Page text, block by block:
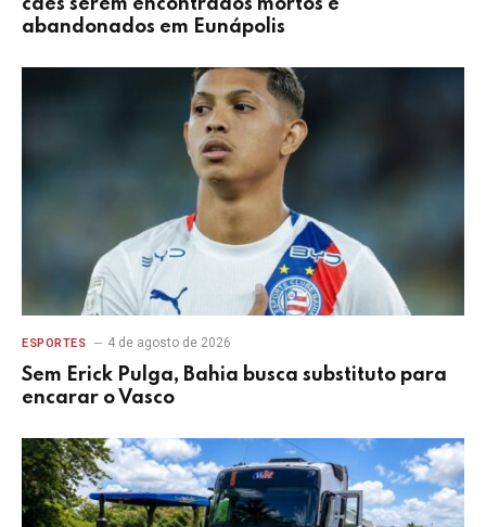
cães serem encontrados mortos e
abandonados em Eunápolis
ESPORTES 4 de agosto de 2026
Sem Erick Pulga, Bahia busca substituto para
encarar o Vasco